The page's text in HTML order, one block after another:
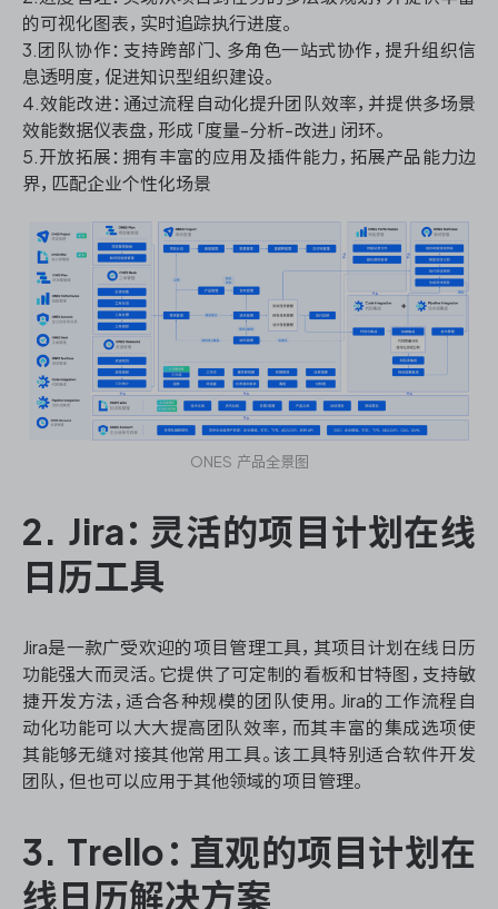
ONES 资讯
的可视化图表，实时追踪执行进度。
3.团队协作：支持跨部门、多角色一站式协作，提升组织信
息透明度，促进知识型组织建设。
4.效能改进：通过流程自动化提升团队效率，并提供多场景
效能数据仪表盘，形成「度量-分析-改进」闭环。
5.开放拓展：拥有丰富的应用及插件能力，拓展产品能力边
界，匹配企业个性化场景
ONES 产品全景图
2. Jira：灵活的项目计划在线
日历工具
Jira是一款广受欢迎的项目管理工具，其项目计划在线日历
功能强大而灵活。它提供了可定制的看板和甘特图，支持敏
捷开发方法，适合各种规模的团队使用。Jira的工作流程自
动化功能可以大大提高团队效率，而其丰富的集成选项使
其能够无缝对接其他常用工具。该工具特别适合软件开发
团队，但也可以应用于其他领域的项目管理。
3. Trello：直观的项目计划在
线日历解决方案